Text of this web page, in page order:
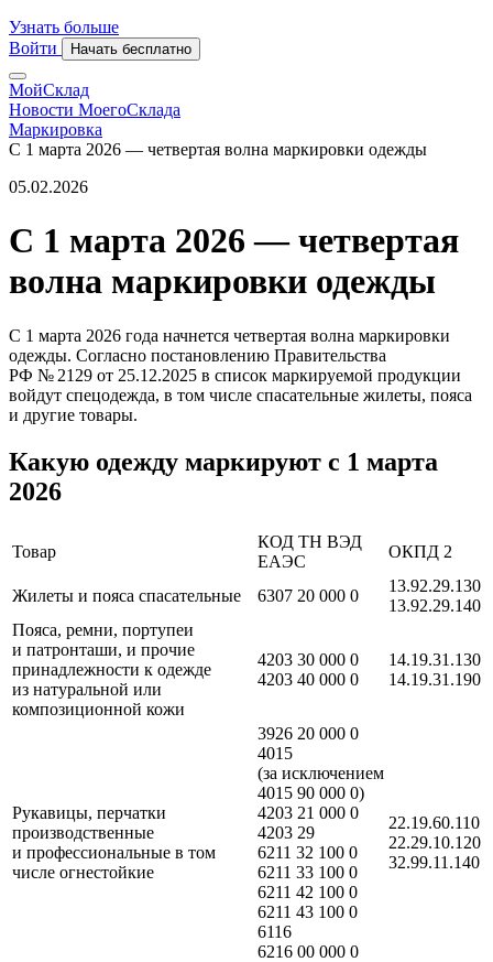
Узнать больше
Войти
Начать бесплатно
МойСклад
Новости МоегоСклада
Маркировка
С 1 марта 2026 — четвертая волна маркировки одежды
05.02.2026
С 1 марта 2026 — четвертая
волна маркировки одежды
С 1 марта 2026 года начнется четвертая волна маркировки
одежды. Согласно постановлению Правительства
РФ № 2129 от 25.12.2025 в список маркируемой продукции
войдут спецодежда, в том числе спасательные жилеты, пояса
и другие товары.
Какую одежду маркируют с 1 марта
2026
Товар
КОД ТН ВЭД
ЕАЭС
ОКПД 2
Жилеты и пояса спасательные 6307 20 000 0
13.92.29.130
13.92.29.140
Пояса, ремни, портупеи
и патронташи, и прочие
принадлежности к одежде
из натуральной или
композиционной кожи
4203 30 000 0
4203 40 000 0
14.19.31.130
14.19.31.190
Рукавицы, перчатки
производственные
и профессиональные в том
числе огнестойкие
3926 20 000 0
4015
(за исключением
4015 90 000 0)
4203 21 000 0
4203 29
6211 32 100 0
6211 33 100 0
6211 42 100 0
6211 43 100 0
6116
6216 00 000 0
22.19.60.110
22.29.10.120
32.99.11.140